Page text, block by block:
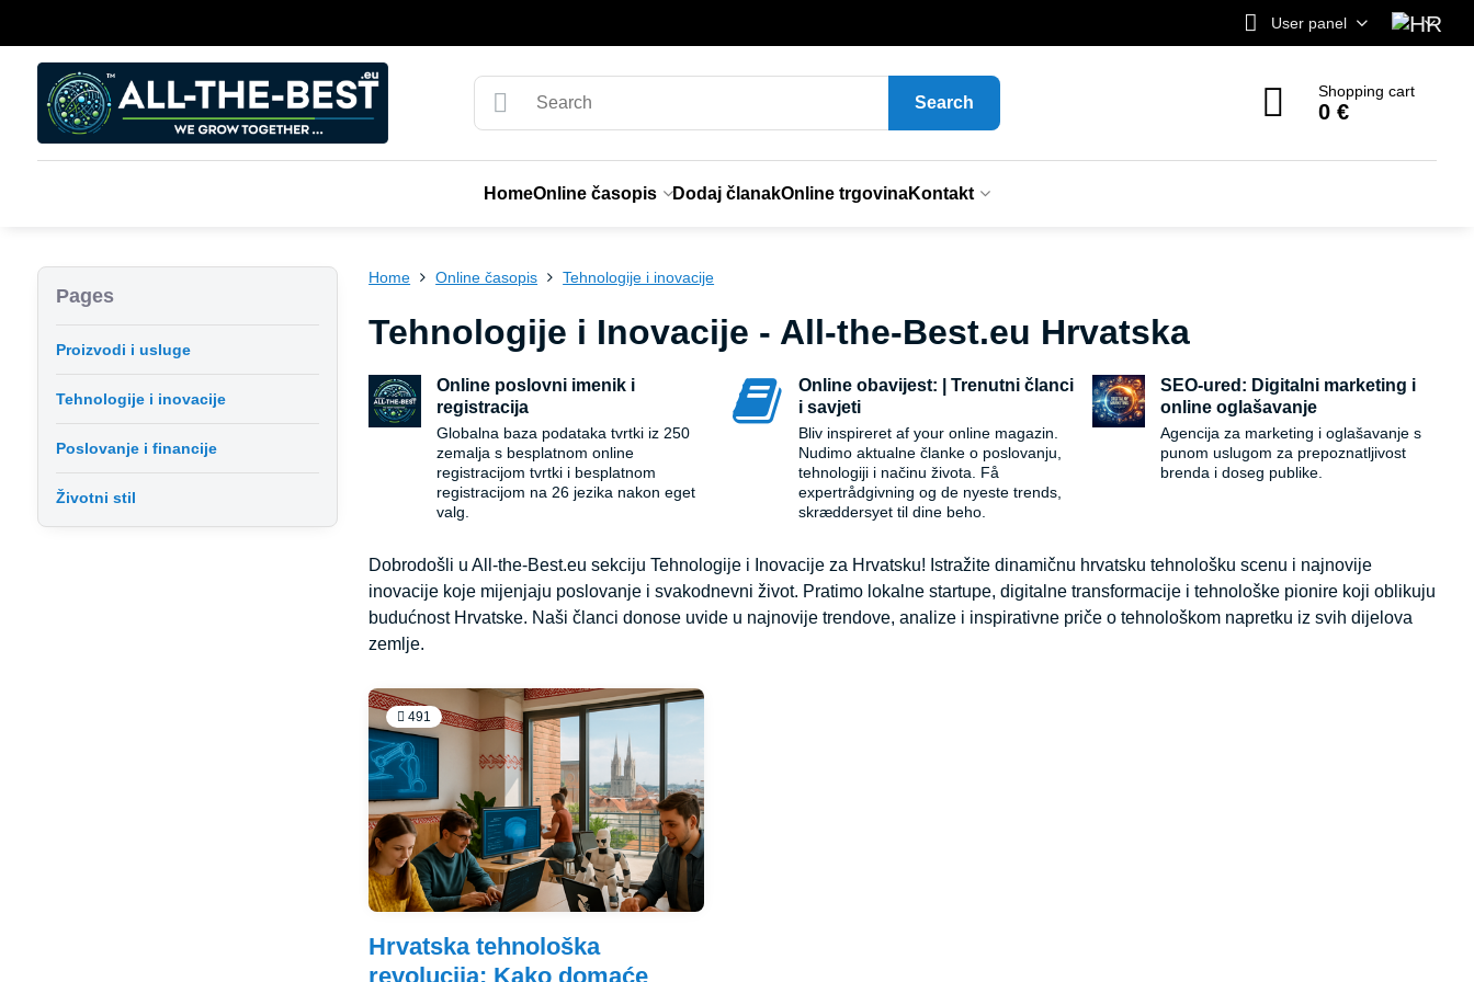
User panel
Search
Shopping cart
0 €
HomeOnline časopis Dodaj članakOnline trgovinaKontakt
Home Online časopis Tehnologije i inovacije
Tehnologije i Inovacije - All-the-Best.eu Hrvatska
Online poslovni imenik i
registracija
Globalna baza podataka tvrtki iz 250
zemalja s besplatnom online
registracijom tvrtki i besplatnom
registracijom na 26 jezika nakon eget
valg.
Online obavijest: | Trenutni članci
i savjeti
Bliv inspireret af your online magazin.
Nudimo aktualne članke o poslovanju,
tehnologiji i načinu života. Få
expertrådgivning og de nyeste trends,
skræddersyet til dine beho.
SEO-ured: Digitalni marketing i
online oglašavanje
Agencija za marketing i oglašavanje s
punom uslugom za prepoznatljivost
brenda i doseg publike.
Dobrodošli u All-the-Best.eu sekciju Tehnologije i Inovacije za Hrvatsku! Istražite dinamičnu hrvatsku tehnološku scenu i najnovije
inovacije koje mijenjaju poslovanje i svakodnevni život. Pratimo lokalne startupe, digitalne transformacije i tehnološke pionire koji oblikuju
budućnost Hrvatske. Naši članci donose uvide u najnovije trendove, analize i inspirativne priče o tehnološkom napretku iz svih dijelova
zemlje.
491
Hrvatska tehnološka
revolucija: Kako domaće
Pages
Proizvodi i usluge
Tehnologije i inovacije
Poslovanje i financije
Životni stil